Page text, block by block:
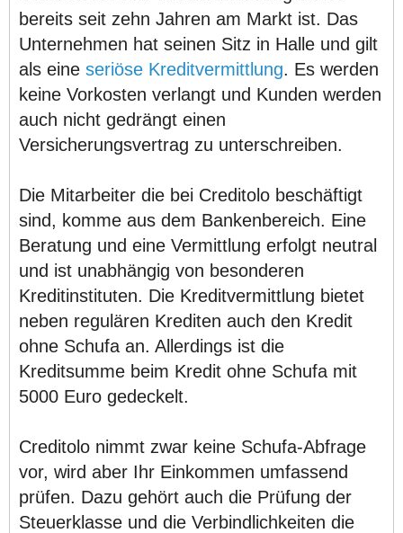
bereits seit zehn Jahren am Markt ist. Das
Unternehmen hat seinen Sitz in Halle und gilt
als eine seriöse Kreditvermittlung. Es werden
keine Vorkosten verlangt und Kunden werden
auch nicht gedrängt einen
Versicherungsvertrag zu unterschreiben.
Die Mitarbeiter die bei Creditolo beschäftigt
sind, komme aus dem Bankenbereich. Eine
Beratung und eine Vermittlung erfolgt neutral
und ist unabhängig von besonderen
Kreditinstituten. Die Kreditvermittlung bietet
neben regulären Krediten auch den Kredit
ohne Schufa an. Allerdings ist die
Kreditsumme beim Kredit ohne Schufa mit
5000 Euro gedeckelt.
Creditolo nimmt zwar keine Schufa-Abfrage
vor, wird aber Ihr Einkommen umfassend
prüfen. Dazu gehört auch die Prüfung der
Steuerklasse und die Verbindlichkeiten die